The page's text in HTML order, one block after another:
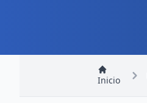
Inicio